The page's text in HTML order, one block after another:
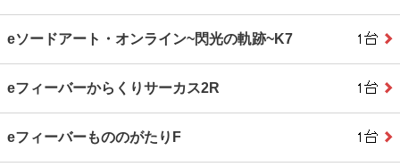
eソードアート・オンライン~閃光の軌跡~K7
eフィーバーからくりサーカス2R
eフィーバーもののがたりF